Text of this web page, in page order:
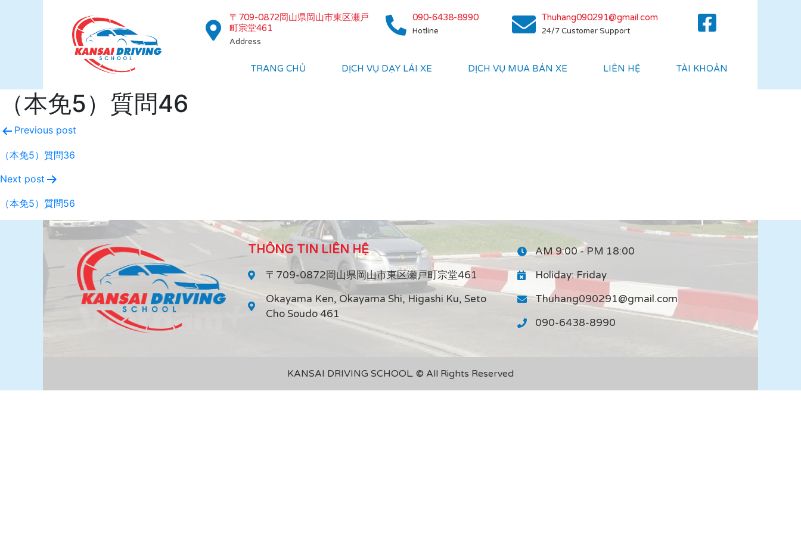
〒709-0872岡山県岡山市東区瀬戸
町宗堂461
Address
090-6438-8990
Hotline
Thuhang090291@gmail.com
24/7 Customer Support
TRANG CHỦ DỊCH VỤ DẠY LÁI XE DỊCH VỤ MUA BÁN XE LIÊN HỆ TÀI KHOẢN
（本免5）質問46
Previous post
（本免5）質問36
Next post
（本免5）質問56
THÔNG TIN LIÊN HỆ
〒709-0872岡山県岡山市東区瀬戸町宗堂461
Okayama Ken, Okayama Shi, Higashi Ku, Seto
Cho Soudo 461
AM 9:00 - PM 18:00
Holiday: Friday
Thuhang090291@gmail.com
090-6438-8990
KANSAI DRIVING SCHOOL. © All Rights Reserved